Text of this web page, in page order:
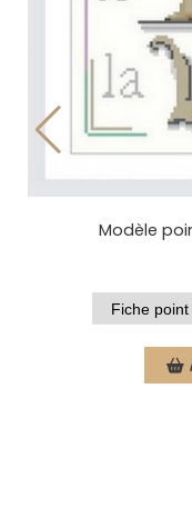
croix - Souris à la vie